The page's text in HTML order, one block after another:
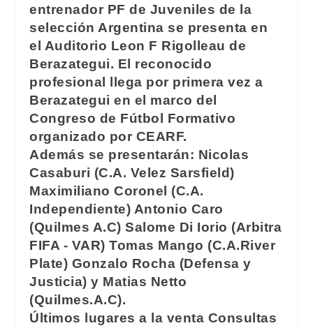
entrenador PF de Juveniles de la
selección Argentina se presenta en
el Auditorio Leon F Rigolleau de
Berazategui. El reconocido
profesional llega por primera vez a
Berazategui en el marco del
Congreso de Fútbol Formativo
organizado por CEARF.
Además se presentarán: Nicolas
Casaburi (C.A. Velez Sarsfield)
Maximiliano Coronel (C.A.
Independiente) Antonio Caro
(Quilmes A.C) Salome Di Iorio (Arbitra
FIFA - VAR) Tomas Mango (C.A.River
Plate) Gonzalo Rocha (Defensa y
Justicia) y Matias Netto
(Quilmes.A.C).
Últimos lugares a la venta Consultas